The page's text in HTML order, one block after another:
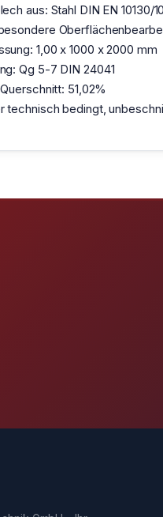
aus: Stahl DIN EN 10130/
1,00 x 1000 x 2000 mm
Qg 5-7 DIN 24041
51,02%
technisch bedingt,